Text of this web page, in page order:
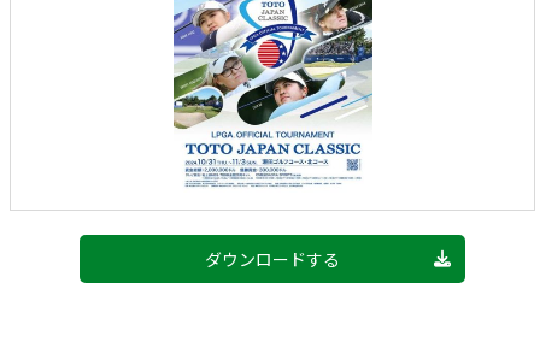
ダウンロードする